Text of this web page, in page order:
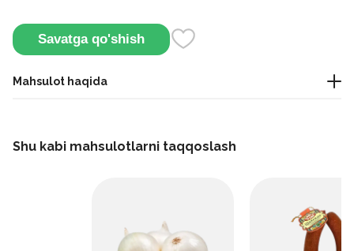
Savatga qo'shish
Mahsulot haqida
Shu kabi mahsulotlarni taqqoslash